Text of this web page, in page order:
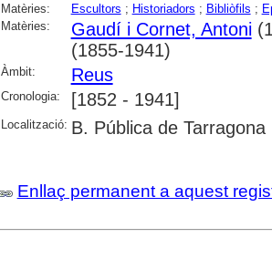
Matèries: Escultors ; Historiadors ; Bibliòfils ;
Matèries:
Gaudí i Cornet, Antoni
(1855-1941)
Àmbit: Reus
Cronologia: [1852 - 1941]
Localització: B. Pública de Tarragona
Enllaç permanent a aquest